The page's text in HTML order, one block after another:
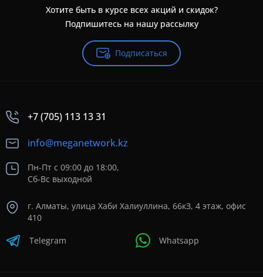
Хотите быть в курсе всех акций и скидок?
Подпишитесь на нашу рассылку
Подписаться
+7 (705) 113 13 31
info@meganetwork.kz
Пн-Пт с 09:00 до 18:00,
Сб-Вс выходной
г. Алматы, улица Хаби Халиуллина, 66кЗ, 4 этаж, офис
410
Telegram Whatsapp